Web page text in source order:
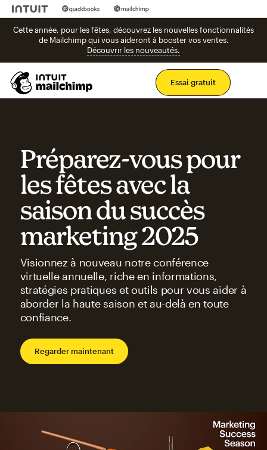
Cette année, pour les fêtes, découvrez les nouvelles fonctionnalités
de Mailchimp qui vous aideront à booster vos ventes.
Découvrir les nouveautés.
Essai gratuit
Préparez-vous pour
les fêtes avec la
saison du succès
marketing 2025
Visionnez à nouveau notre conférence
virtuelle annuelle, riche en informations,
stratégies pratiques et outils pour vous aider à
aborder la haute saison et au-delà en toute
confiance.
Regarder maintenant